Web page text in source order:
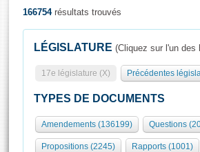
Présidence
577 députés
Groupes politiques
Séance publique
Commissions et autres organes
Europe et International
Rôle et pouvoirs de l'Assemblée
Organisation de l'Assemblée
Présidence Conférence des Présidents
Visiter l'Assemblée
Visite virtuelle du palais Bourbon
Assister à une séance
166754résultats trouvés
LÉGISLATURE (Cliquez sur l'un des
17e législature (X) Précédentes
TYPES DE DOCUMENTS
Amendements (136199) Questions
Propositions (2245) Rapports (1001)